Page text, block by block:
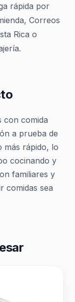
rápida por
Correos
Rica o
con comida
a prueba de
más rápido, lo
cocinando y
familiares y
comidas sea